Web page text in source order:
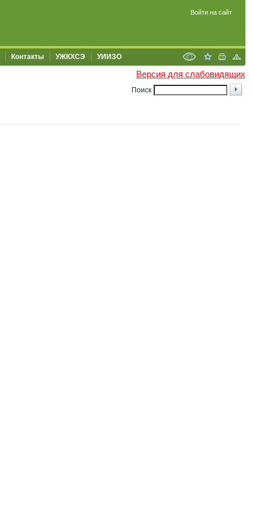
Войти на сайт
Контакты УЖКХСЭ УИИЗО
Версия для слабовидящих
Поиск